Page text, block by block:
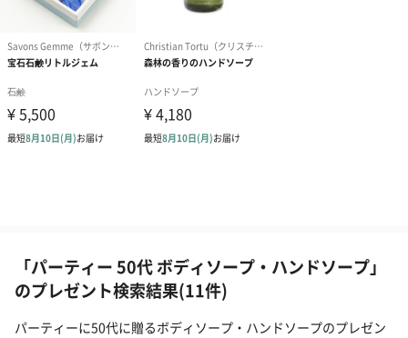
「パーティー 50代 ボディソープ・ハンドソープ」
のプレゼント検索結果(11件)
パーティーに50代に贈るボディソープ・ハンドソープのプレゼン